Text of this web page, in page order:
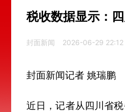
税收数据显示：
封面新闻 2026-06-29 22:12
封面新闻记者 姚瑞鹏
近日，记者从四川省